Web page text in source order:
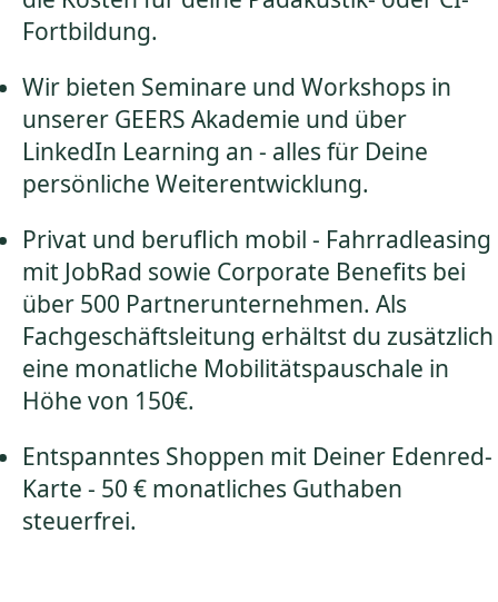
Fortbildung.
Wir bieten Seminare und Workshops in
unserer GEERS Akademie und über
LinkedIn Learning an - alles für Deine
persönliche Weiterentwicklung.
Privat und beruflich mobil - Fahrradleasing
mit JobRad sowie Corporate Benefits bei
über 500 Partnerunternehmen. Als
Fachgeschäftsleitung erhältst du zusätzlich
eine monatliche Mobilitätspauschale in
Höhe von 150€.
Entspanntes Shoppen mit Deiner Edenred-
Karte - 50 € monatliches Guthaben
steuerfrei.